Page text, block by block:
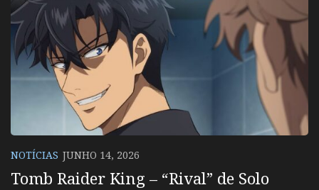
NOTÍCIAS JUNHO 14, 2026
Tomb Raider King – “Rival” de Solo